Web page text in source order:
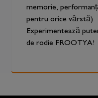
memorie,
pentru orice vârstă)
Experimentează
de rodie FROOTYA!